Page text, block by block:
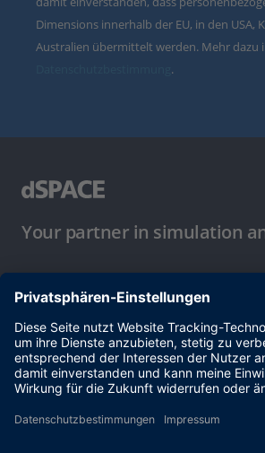
Dimensions innerhalb der EU, in den USA,
Australien übermittelt werden. Mehr dazu
.
Your partner in simulation
Datenschutzbestimmung
Impressum & Allgemeine
Geschäftsbedingungen